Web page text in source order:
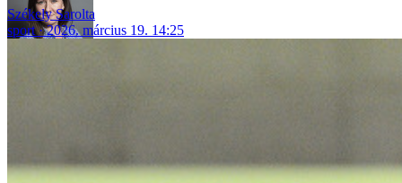
Székely Sarolta
sport
2026. március 19. 14:25